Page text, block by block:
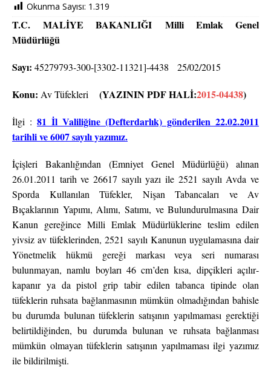
Okunma Sayısı: 1.319
T.C.MALİYE BAKANLIĞI Milli Emlak Genel
Müdürlüğü
Sayı: 45279793-300-[3302-11321]-4438 25/02/2015
Konu: Av Tüfekleri (YAZININ PDF HALİ:2015-04438)
İlgi : 81 İl Valiliğine (Defterdarlık) gönderilen 22.02.2011
tarihli ve 6007 sayılı yazımız.
İçişleri Bakanlığından (Emniyet Genel Müdürlüğü) alınan
26.01.2011 tarih ve 26617 sayılı yazı ile 2521 sayılı Avda ve
Sporda Kullanılan Tüfekler, Nişan Tabancaları ve Av
Bıçaklarının Yapımı, Alımı, Satımı, ve Bulundurulmasına Dair
Kanun gereğince Milli Emlak Müdürlüklerine teslim edilen
yivsiz av tüfeklerinden, 2521 sayılı Kanunun uygulamasına dair
Yönetmelik hükmü gereği markası veya seri numarası
bulunmayan, namlu boyları 46 cm’den kısa, dipçikleri açılır­
kapanır ya da pistol grip tabir edilen tabanca tipinde olan
tüfeklerin ruhsata bağlanmasının mümkün olmadığından bahisle
bu durumda bulunan tüfeklerin satışının yapılmaması gerektiği
belirtildiğinden, bu durumda bulunan ve ruhsata bağlanması
mümkün olmayan tüfeklerin satışının yapılmaması ilgi yazımız
ile bildirilmişti.